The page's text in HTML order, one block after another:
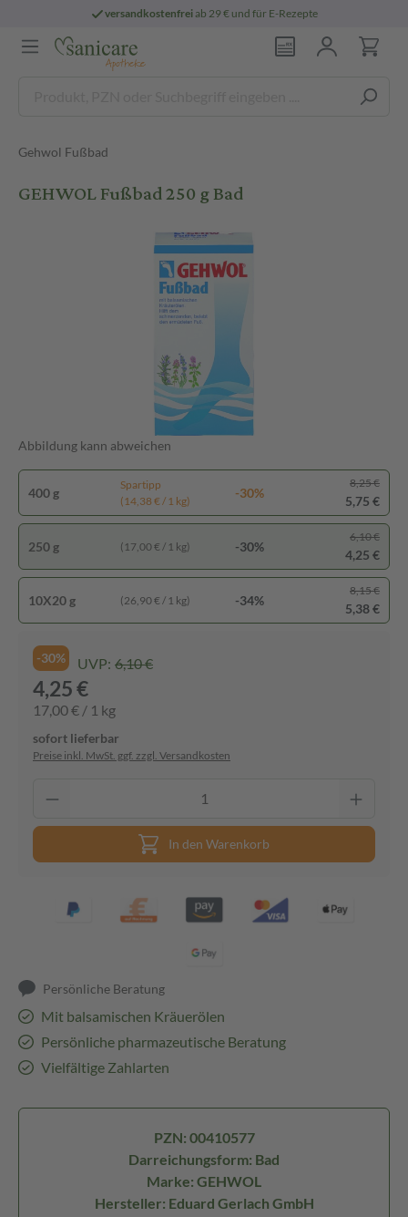
versandkostenfreiab 29 € und für E-Rezepte
Gehwol Fußbad
GEHWOL Fußbad 250 g Bad
Abbildung kann abweichen
400 g
Spartipp
(14,38 € / 1 kg)
-30%
8,25 €
5,75 €
250 g (17,00 € / 1 kg) -30%
6,10 €
4,25 €
10X20 g (26,90 € / 1 kg) -34%
8,15 €
5,38 €
-30% UVP: 6,10 €
4,25 €
17,00 € / 1 kg
sofort lieferbar
Preise inkl. MwSt. ggf. zzgl. Versandkosten
In den Warenkorb
Persönliche Beratung
Mit balsamischen Kräuerölen
Persönliche pharmazeutische Beratung
Vielfältige Zahlarten
PZN: 00410577
Darreichungsform: Bad
Marke: GEHWOL
Hersteller: Eduard Gerlach GmbH